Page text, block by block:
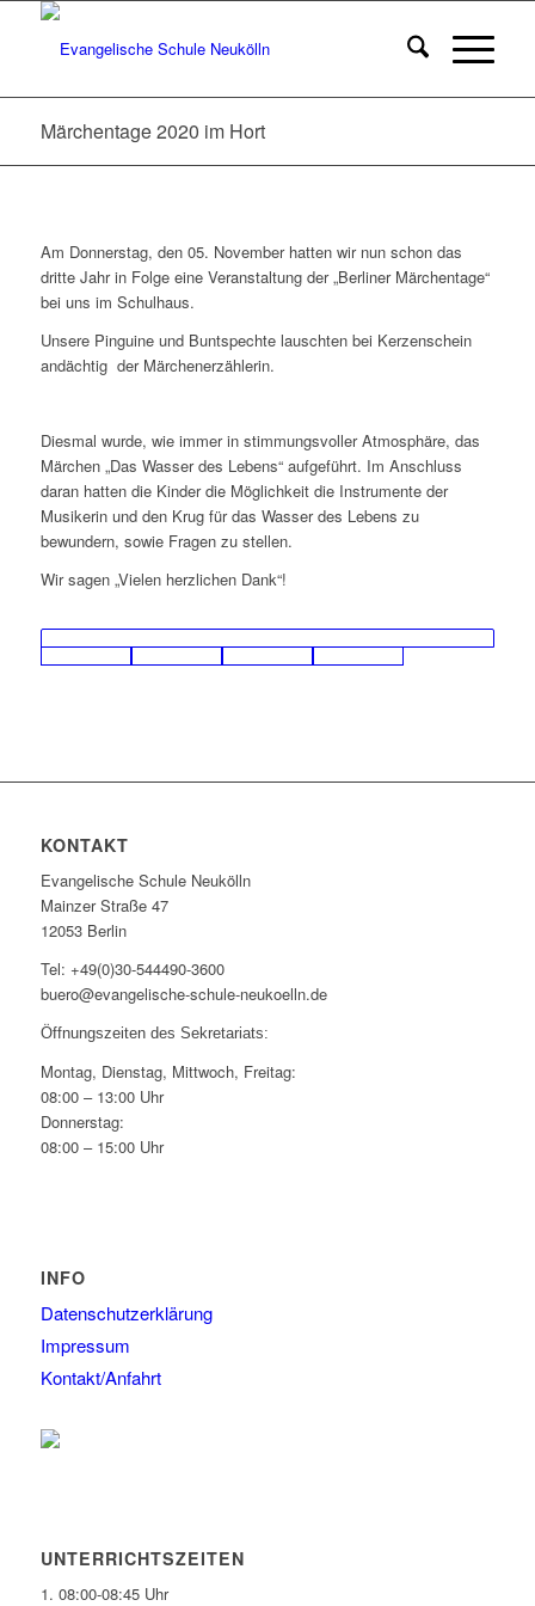
Märchentage 2020 im Hort
Am Donnerstag, den 05. November hatten wir nun schon das
dritte Jahr in Folge eine Veranstaltung der „Berliner Märchentage“
bei uns im Schulhaus.
Unsere Pinguine und Buntspechte lauschten bei Kerzenschein
andächtig der Märchenerzählerin.
Diesmal wurde, wie immer in stimmungsvoller Atmosphäre, das
Märchen „Das Wasser des Lebens“ aufgeführt. Im Anschluss
daran hatten die Kinder die Möglichkeit die Instrumente der
Musikerin und den Krug für das Wasser des Lebens zu
bewundern, sowie Fragen zu stellen.
Wir sagen „Vielen herzlichen Dank“!
KONTAKT
Evangelische Schule Neukölln
Mainzer Straße 47
12053 Berlin
Tel: +49(0)30-544490-3600
buero@evangelische-schule-neukoelln.de
Öffnungszeiten des Sekretariats:
Montag, Dienstag, Mittwoch, Freitag:
08:00 – 13:00 Uhr
Donnerstag:
08:00 – 15:00 Uhr
INFO
Datenschutzerklärung
Impressum
Kontakt/Anfahrt
UNTERRICHTSZEITEN
1. 08:00-08:45 Uhr